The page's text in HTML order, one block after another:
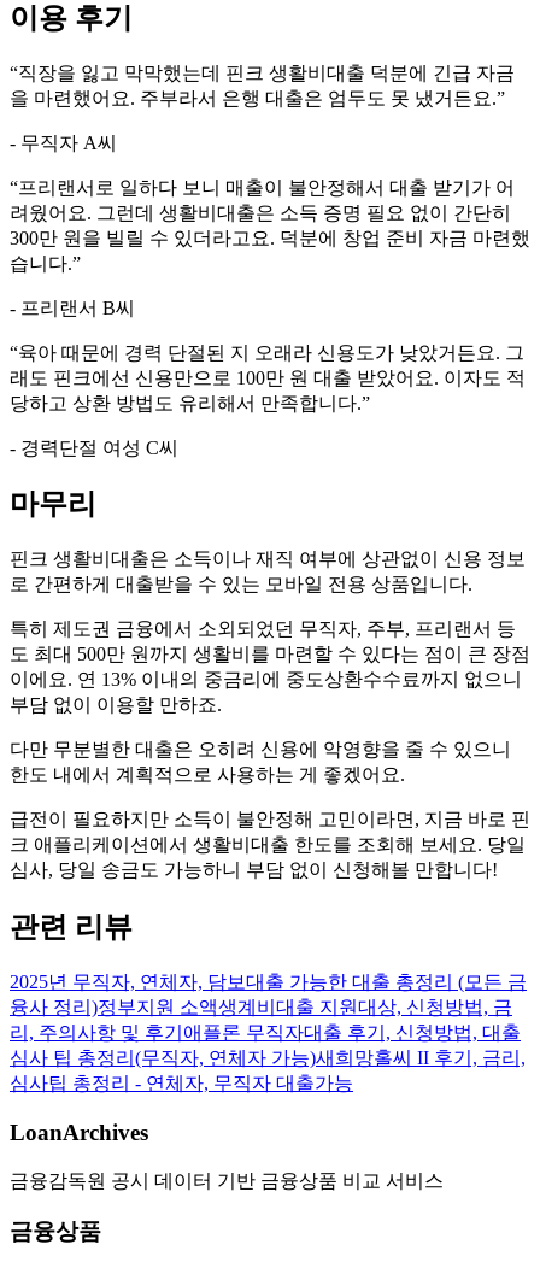
이용 후기
“직장을 잃고 막막했는데 핀크 생활비대출 덕분에 긴급 자금
을 마련했어요. 주부라서 은행 대출은 엄두도 못 냈거든요.”
- 무직자 A씨
“프리랜서로 일하다 보니 매출이 불안정해서 대출 받기가 어
려웠어요. 그런데 생활비대출은 소득 증명 필요 없이 간단히
300만 원을 빌릴 수 있더라고요. 덕분에 창업 준비 자금 마련했
습니다.”
- 프리랜서 B씨
“육아 때문에 경력 단절된 지 오래라 신용도가 낮았거든요. 그
래도 핀크에선 신용만으로 100만 원 대출 받았어요. 이자도 적
당하고 상환 방법도 유리해서 만족합니다.”
- 경력단절 여성 C씨
마무리
핀크 생활비대출은 소득이나 재직 여부에 상관없이 신용 정보
로 간편하게 대출받을 수 있는 모바일 전용 상품입니다.
특히 제도권 금융에서 소외되었던 무직자, 주부, 프리랜서 등
도 최대 500만 원까지 생활비를 마련할 수 있다는 점이 큰 장점
이에요. 연 13% 이내의 중금리에 중도상환수수료까지 없으니
부담 없이 이용할 만하죠.
다만 무분별한 대출은 오히려 신용에 악영향을 줄 수 있으니
한도 내에서 계획적으로 사용하는 게 좋겠어요.
급전이 필요하지만 소득이 불안정해 고민이라면, 지금 바로 핀
크 애플리케이션에서 생활비대출 한도를 조회해 보세요. 당일
심사, 당일 송금도 가능하니 부담 없이 신청해볼 만합니다!
관련 리뷰
2025년 무직자, 연체자, 담보대출 가능한 대출 총정리 (모든 금
융사 정리)정부지원 소액생계비대출 지원대상, 신청방법, 금
리, 주의사항 및 후기 애플론 무직자대출 후기, 신청방법, 대출
심사 팁 총정리(무직자, 연체자 가능)새희망홀씨 II 후기, 금리,
심사팁 총정리 - 연체자, 무직자 대출가능
LoanArchives
금융감독원 공시 데이터 기반 금융상품 비교 서비스
금융상품